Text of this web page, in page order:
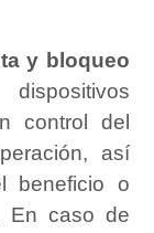
y bloqueo
control del
así
beneficio o
En caso de